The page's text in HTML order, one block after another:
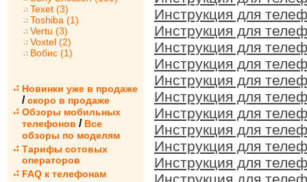
Texet (3)
Toshiba (1)
Vertu (3)
Voxtel (2)
Вобис (1)
Новинки уже в продаже
/ скоро в продаже
Обзоры мобильных
телефонов / Все
обзоры по моделям
Тарифы сотовых
операторов
FAQ к телефонам
Инструкция для
Инструкция для
Инструкция для
Инструкция для
Инструкция для
Инструкция для
Инструкция для
Инструкция для
Инструкция для
Инструкция для